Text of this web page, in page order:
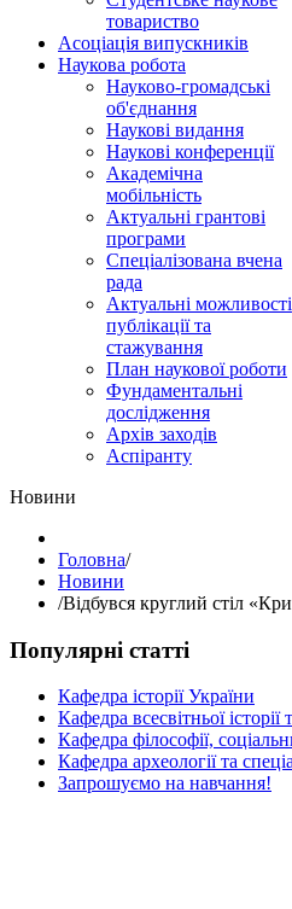
товариство
Асоціація випускників
Наукова робота
Науково-громадські
об'єднання
Наукові видання
Наукові конференції
Академічна
мобільність
Актуальні грантові
програми
Спеціалізована вчена
рада
Актуальні можливості
публікації та
стажування
План наукової роботи
Фундаментальні
дослідження
Архів заходів
Аспіранту
Hовини
Головна/
Hовини
/Відбувся круглий стіл
Популярні статті
Кафедра історії України
Кафедра всесвітньої
Кафедра філософії,
Кафедра археології та
Запрошуємо на навчання!